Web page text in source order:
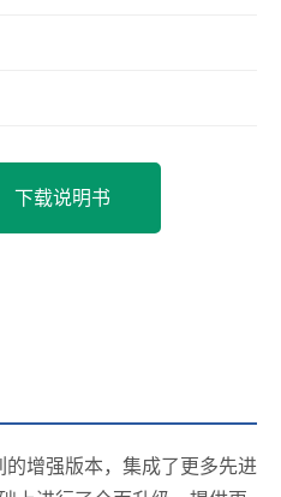
下载说明书
增强版本，集成了更多先进